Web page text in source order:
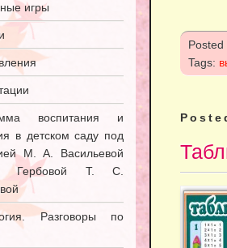
Tags:
игры
воспитания и
в детском саду под
М. А. Васильевой
Т. С.
Разговоры по